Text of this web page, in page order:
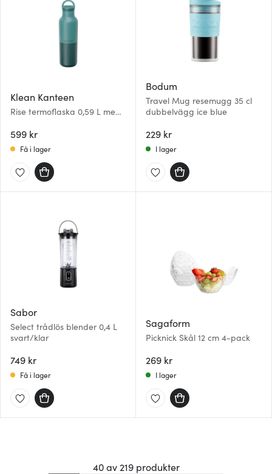
Klean Kanteen
Rise termoflaska 0,59 L med
599 kr
Få i lager
Bodum
Travel Mug resemugg 35 cl
dubbelvägg ice blue
229 kr
I lager
Sabor
Select trådlös blender 0,4 L
svart/klar
749 kr
Få i lager
Sagaform
Picknick Skål 12 cm 4-pack
269 kr
I lager
40 av 219 produkter